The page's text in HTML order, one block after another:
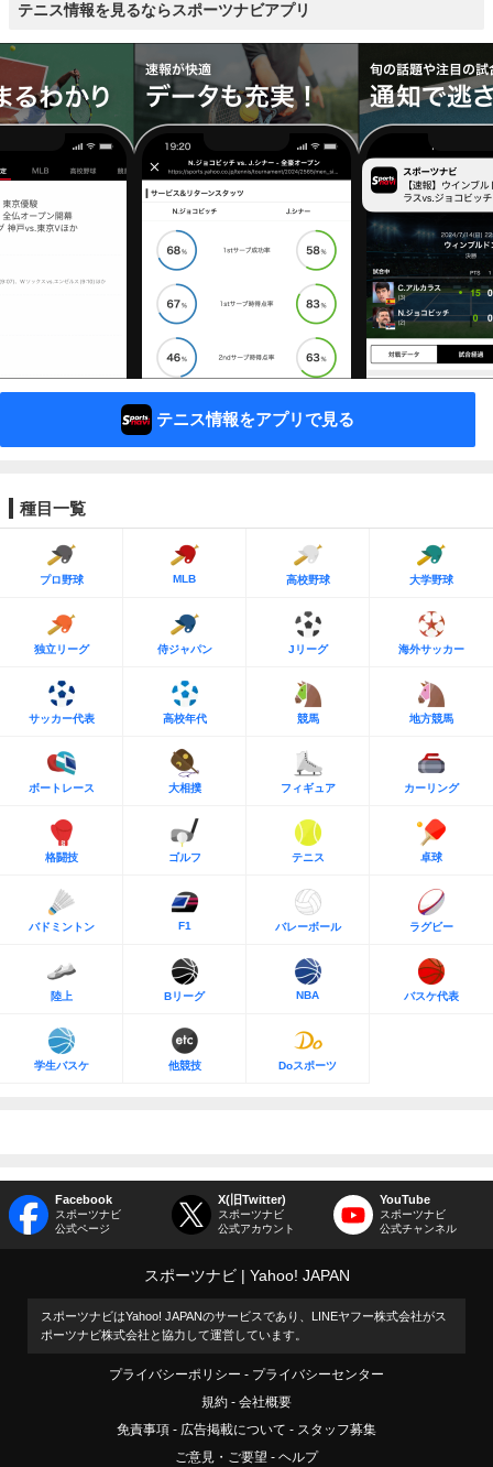
テニス情報を見るならスポーツナビアプリ
テニス情報をアプリで見る
種目一覧
プロ野球 MLB 高校野球 大学野球
独立リーグ 侍ジャパン Jリーグ 海外サッカー
サッカー代表 高校年代 競馬 地方競馬
ボートレース 大相撲 フィギュア カーリング
格闘技 ゴルフ テニス 卓球
バドミントン F1 バレーボール ラグビー
陸上 Bリーグ NBA バスケ代表
学生バスケ 他競技 Doスポーツ
Facebook
スポーツナビ
公式ページ
X(旧Twitter)
スポーツナビ
公式アカウント
YouTube
スポーツナビ
公式チャンネル
スポーツナビ Yahoo! JAPAN
スポーツナビはYahoo! JAPANのサービスであり、LINEヤフー株式会社がス
ポーツナビ株式会社と協力して運営しています。
プライバシーポリシー
プライバシーセンター
規約
会社概要
免責事項
広告掲載について
スタッフ募集
ご意見・ご要望
ヘルプ